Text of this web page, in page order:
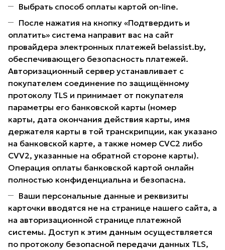
Выбрать способ оплаты картой on-line.
После нажатия на кнопку «Подтвердить и
оплатить» система направит вас на сайт
провайдера электронных платежей belassist.by,
обеспечивающего безопасность платежей.
Авторизационный сервер устанавливает с
покупателем соединение по защищённому
протоколу TLS и принимает от покупателя
параметры его банковской карты (номер
карты, дата окончания действия карты, имя
держателя карты в той транскрипции, как указано
на банковской карте, а также номер CVC2 либо
CVV2, указанные на обратной стороне карты).
Операция оплаты банковской картой онлайн
полностью конфиденциальна и безопасна.
Ваши персональные данные и реквизиты
карточки вводятся не на странице нашего сайта, а
на авторизационной странице платежной
системы. Доступ к этим данным осуществляется
по протоколу безопасной передачи данных TLS,